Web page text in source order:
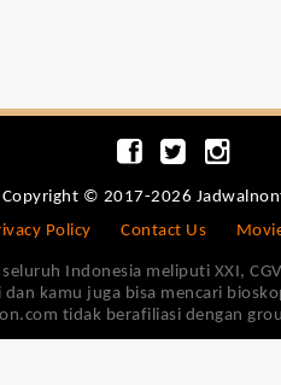
Copyright © 2017-2026
Policy Contact Us
Indonesia meliputi XXI,
kamu juga bisa mencari
tidak berafiliasi dengan